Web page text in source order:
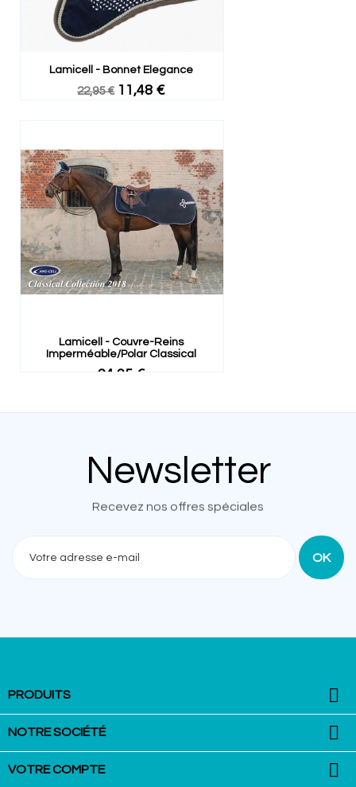
Lamicell - Bonnet Elegance
22,95 € 11,48 €
Lamicell - Couvre-Reins
Imperméable/polar Classical
94,95 €
Newsletter
Recevez nos offres spéciales
PRODUITS 
NOTRE SOCIÉTÉ 
VOTRE COMPTE 